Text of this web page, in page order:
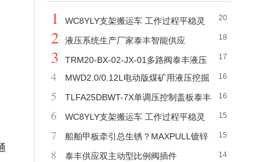
20
1
WC8YLY支架搬运车 工作过程平稳灵
活 效率高
18
2 液压系统生产厂家泰丰智能供应
17
3
TRM20-BX-02-JX-01多路阀泰丰液压
厂家加工定制
16
4
MWD2.0/0.12L电动版煤矿用液压挖掘
机 结构紧凑节能高效 操作便捷
16
5
TLFA25DBWT-7X单调压控制盖板泰丰
生产厂家供应
15
6
WC8YLY支架搬运车 工作过程平稳灵
活 效率高
15
7
船舶甲板牵引总生锈？MAXPULL镀锌
手摇绞车表面热浸镀锌
14
8 泰丰供应双主动型比例阀插件